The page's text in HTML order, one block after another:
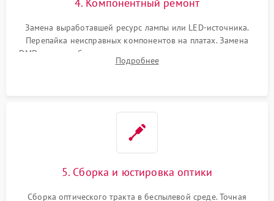
Замена выработавшей ресурс лампы или LED-источника.
Перепайка неисправных компонентов на платах. Замена
DMD-чипа при битых пикселях, установка нового цветового
колеса или восстановление сгоревших поляризационных
Подробнее
5. Сборка и юстировка оптики
Сборка оптического тракта в беспылевой среде. Точная